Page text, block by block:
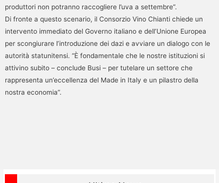
produttori non potranno raccogliere l’uva a settembre”.
Di fronte a questo scenario, il Consorzio Vino Chianti chiede un
intervento immediato del Governo italiano e dell’Unione Europea
per scongiurare l’introduzione dei dazi e avviare un dialogo con le
autorità statunitensi. “È fondamentale che le nostre istituzioni si
attivino subito – conclude Busi – per tutelare un settore che
rappresenta un’eccellenza del Made in Italy e un pilastro della
nostra economia”.